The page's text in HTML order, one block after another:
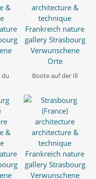
du
Boote auf der Ill